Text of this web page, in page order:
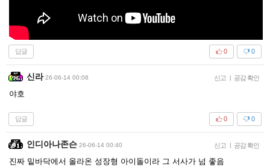
답글 0
0
신라 26-06-14 00:08 신고 | 공감 확인
야호
답글 0
0
인디아나존슨 26-06-14 00:40 신고 | 공감 확인
진짜 밑바닥에서 올라온 성장형 아이돌이라 그 서사가 넘 좋음